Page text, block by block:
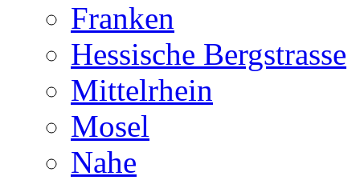
Franken
Hessische Bergstrasse
Mittelrhein
Mosel
Nahe